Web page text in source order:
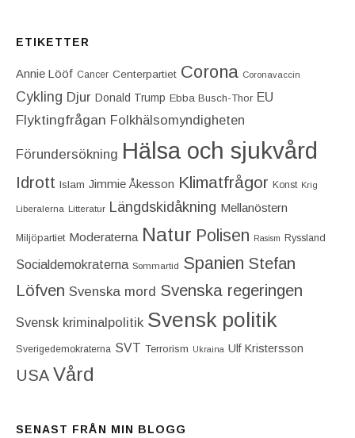
ETIKETTER
Annie Lööf Cancer Centerpartiet‎ Corona Coronavaccin
Cykling Djur Donald Trump Ebba Busch-Thor EU
Flyktingfrågan Folkhälsomyndigheten
Förundersökning Hälsa och sjukvård
Idrott Islam Jimmie Åkesson Klimatfrågor Konst Krig
Liberalerna Litteratur Längdskidåkning Mellanöstern
Miljöpartiet Moderaterna Natur Polisen Rasism Ryssland
Socialdemokraterna Sommartid Spanien Stefan
Löfven Svenska mord Svenska regeringen
Svensk kriminalpolitik Svensk politik
Sverigedemokraterna SVT Terrorism Ukraina Ulf Kristersson
USA Vård
SENAST FRÅN MIN BLOGG